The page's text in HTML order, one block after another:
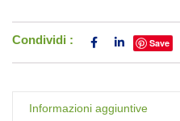
Condividi : Save
Informazioni aggiuntive